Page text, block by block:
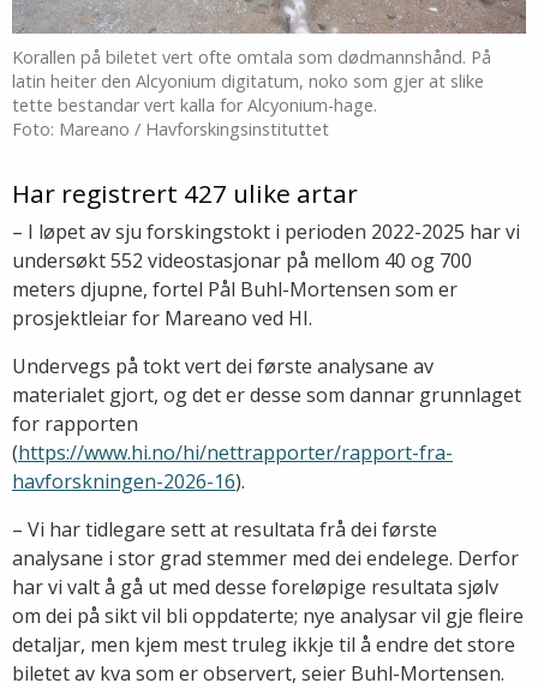
Korallen på biletet vert ofte omtala som dødmannshånd. På
latin heiter den Alcyonium digitatum, noko som gjer at slike
tette bestandar vert kalla for Alcyonium-hage.
Foto: Mareano / Havforskingsinstituttet
Har registrert 427 ulike artar
– I løpet av sju forskingstokt i perioden 2022-2025 har vi
undersøkt 552 videostasjonar på mellom 40 og 700
meters djupne, fortel Pål Buhl-Mortensen som er
prosjektleiar for Mareano ved HI.
Undervegs på tokt vert dei første analysane av
materialet gjort, og det er desse som dannar grunnlaget
for rapporten
(https://www.hi.no/hi/nettrapporter/rapport-fra-
havforskningen-2026-16).
– Vi har tidlegare sett at resultata frå dei første
analysane i stor grad stemmer med dei endelege. Derfor
har vi valt å gå ut med desse foreløpige resultata sjølv
om dei på sikt vil bli oppdaterte; nye analysar vil gje fleire
detaljar, men kjem mest truleg ikkje til å endre det store
biletet av kva som er observert, seier Buhl-Mortensen.